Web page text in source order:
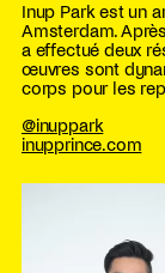
Inup Park est un
Amsterdam.
a effectué deux
œuvres sont
corps pour les
@inuppark
inupprince.com